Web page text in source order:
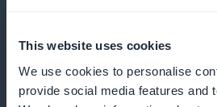
This website uses cookies
We use cookies to personalise
provide social media features and
alle preferenze degli ascoltatori.
vi aiuta a individuare gli
maggiore interesse e a